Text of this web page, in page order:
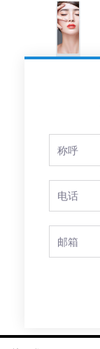
Name
Phone
Email